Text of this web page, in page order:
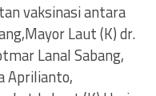
vaksinasi antara
Laut (K) dr.
Lanal Sabang,
Aprilianto,